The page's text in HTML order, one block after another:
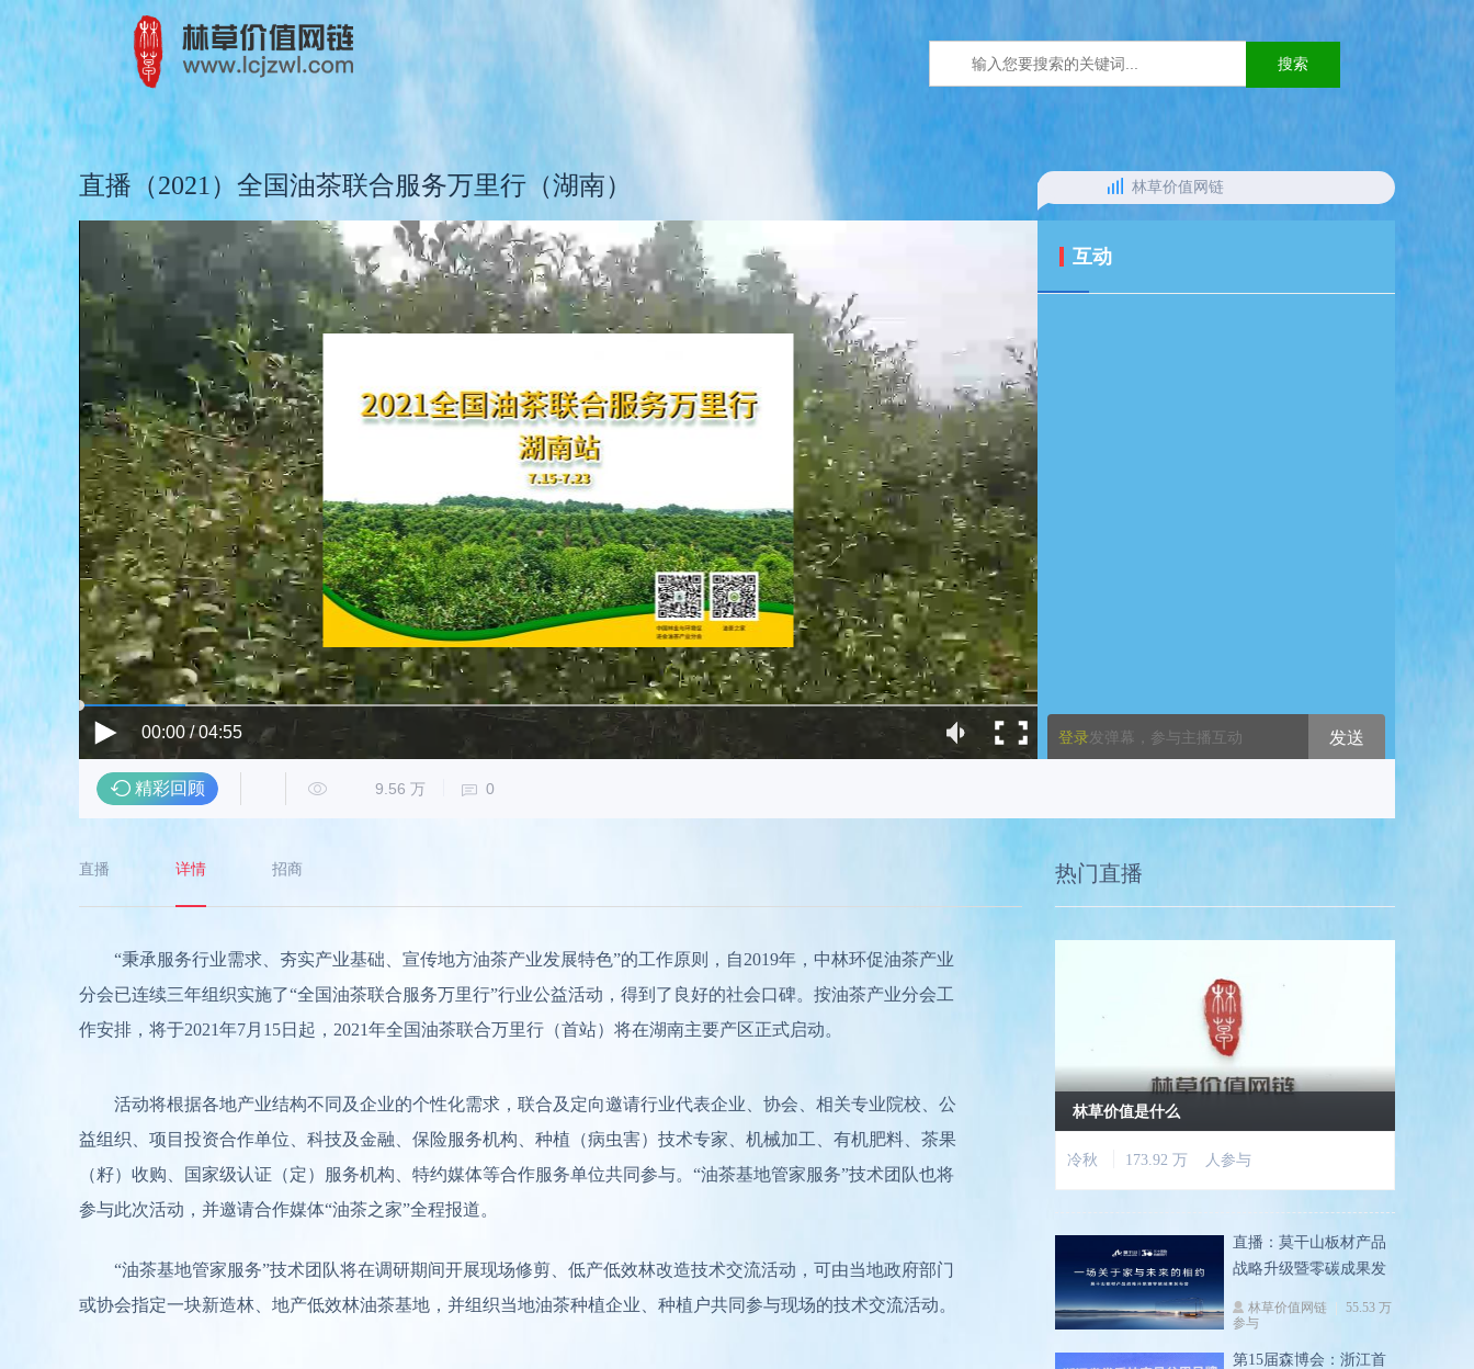
直播（2021）全国油茶联合服务万里行（湖南） 林草价值网链
00:00 / 04:55
互动
登录发弹幕，参与主播互动 发送
精彩回顾 9.56 万 0
直播 详情 招商
“秉承服务行业需求、夯实产业基础、宣传地方油茶产业发展特色”的工作原则，自2019年，中林环促油茶产业
分会已连续三年组织实施了“全国油茶联合服务万里行”行业公益活动，得到了良好的社会口碑。按油茶产业分会工
作安排，将于2021年7月15日起，2021年全国油茶联合万里行（首站）将在湖南主要产区正式启动。
活动将根据各地产业结构不同及企业的个性化需求，联合及定向邀请行业代表企业、协会、相关专业院校、公
益组织、项目投资合作单位、科技及金融、保险服务机构、种植（病虫害）技术专家、机械加工、有机肥料、茶果
（籽）收购、国家级认证（定）服务机构、特约媒体等合作服务单位共同参与。“油茶基地管家服务”技术团队也将
参与此次活动，并邀请合作媒体“油茶之家”全程报道。
“油茶基地管家服务”技术团队将在调研期间开展现场修剪、低产低效林改造技术交流活动，可由当地政府部门
或协会指定一块新造林、地产低效林油茶基地，并组织当地油茶种植企业、种植户共同参与现场的技术交流活动。
热门直播
林草价值是什么
冷秋 173.92 万 人参与
直播：莫干山板材产品
战略升级暨零碳成果发
林草价值网链
55.53 万
参与
第15届森博会：浙江首